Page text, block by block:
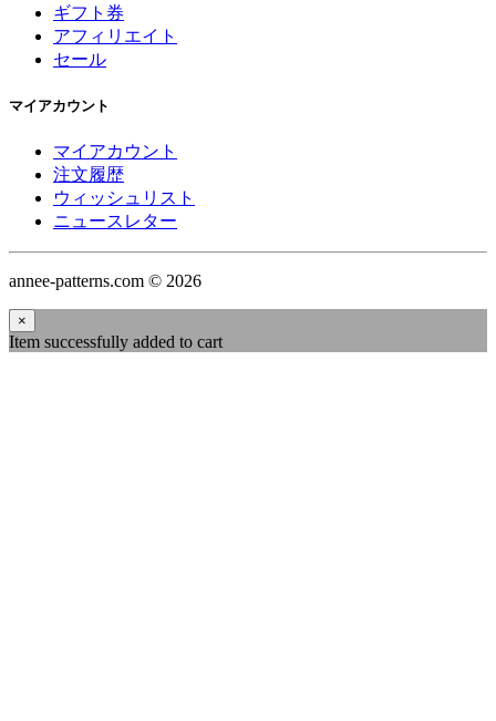
ギフト券
アフィリエイト
セール
マイアカウント
マイアカウント
注文履歴
ウィッシュリスト
ニュースレター
annee-patterns.com © 2026
×
Item successfully added to cart